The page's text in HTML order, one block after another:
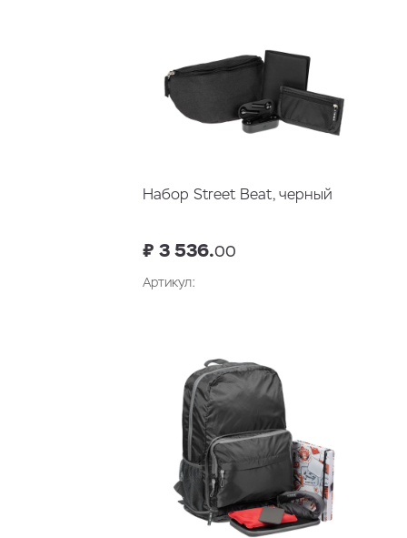
Набор Street Beat, черный
₽ 3 536.00
Артикул: